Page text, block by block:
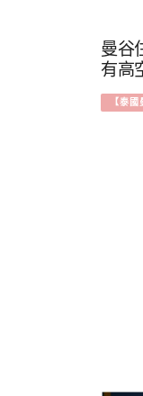
曼谷
有高
【泰國